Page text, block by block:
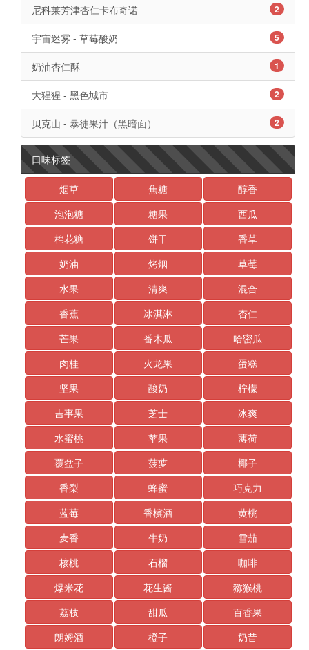
2
尼科莱芳津杏仁卡布奇诺
5
宇宙迷雾 - 草莓酸奶
1
奶油杏仁酥
2
大猩猩 - 黑色城市
2
贝克山 - 暴徒果汁（黑暗面）
口味标签
烟草 焦糖
醇香
泡泡糖
糖果
西瓜
棉花糖
饼干
香草
奶油
烤烟
草莓
水果
清爽
混合
香蕉
冰淇淋
杏仁
芒果
番木瓜
哈密瓜
肉桂
火龙果
蛋糕
坚果
酸奶
柠檬
吉事果
芝士
冰爽
水蜜桃
苹果
薄荷
覆盆子
菠萝
椰子
香梨
蜂蜜
巧克力
蓝莓
香槟酒
黄桃
麦香
牛奶
雪茄
核桃
石榴
咖啡
爆米花
花生酱
猕猴桃
荔枝
甜瓜
百香果
朗姆酒
橙子
奶昔